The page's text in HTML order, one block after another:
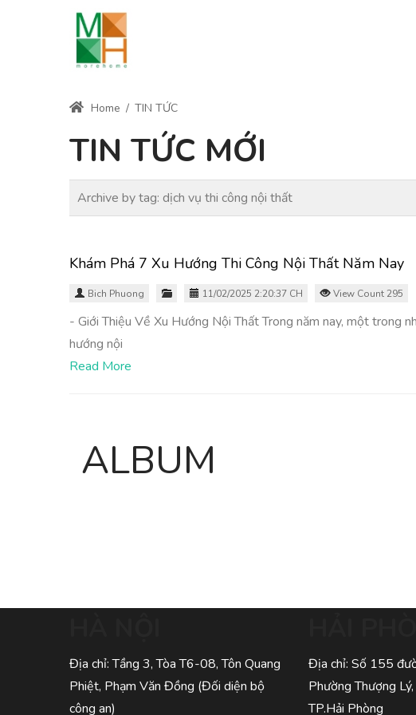
Home / TIN TỨC
TIN TỨC MỚI
Archive by tag: dịch vụ thi công nội thất
Khám Phá 7 Xu Hướng Thi Công Nội Thất Năm Nay
Bich Phuong 11/02/2025 2:20:37 CH View Count 295
- Giới Thiệu Về Xu Hướng Nội Thất Trong năm nay, một trong
hướng nội
Read More
ALBUM
Địa chỉ: Tầng 3, Tòa T6-08, Tôn Quang
Phiệt, Phạm Văn Đồng (Đối diện bộ
công an)
Địa chỉ: Số 155
Phường Thượng
TP.Hải Phòng